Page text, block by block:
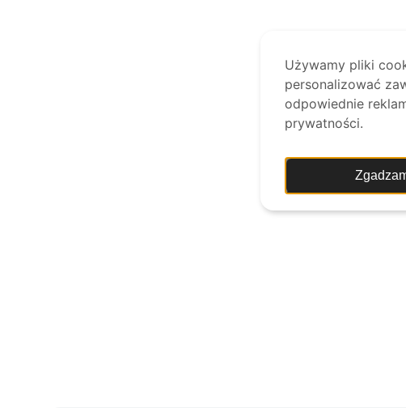
Używamy pliki
personalizować
odpowiednie
prywatności.